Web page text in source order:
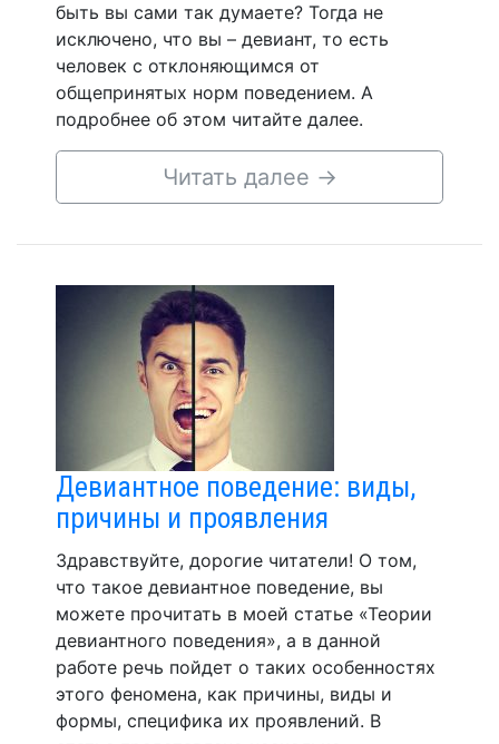
быть вы сами так думаете? Тогда не
исключено, что вы – девиант, то есть
человек с отклоняющимся от
общепринятых норм поведением. А
подробнее об этом читайте далее.
Читать далее →
Девиантное поведение: виды,
причины и проявления
Здравствуйте, дорогие читатели! О том,
что такое девиантное поведение, вы
можете прочитать в моей статье «Теории
девиантного поведения», а в данной
работе речь пойдет о таких особенностях
этого феномена, как причины, виды и
формы, специфика их проявлений. В